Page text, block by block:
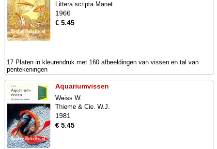
Littera scripta Manet
1966
€ 5.45
17 Platen in kleurendruk met 160 afbeeldingen van vissen en tal van
pentekeningen
Aquariumvissen
Weiss W.
Thieme & Cie. W.J.
1981
€ 5.45